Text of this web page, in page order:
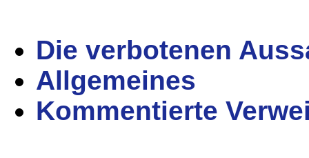
Die verbotenen
Allgemeines
Kommentierte